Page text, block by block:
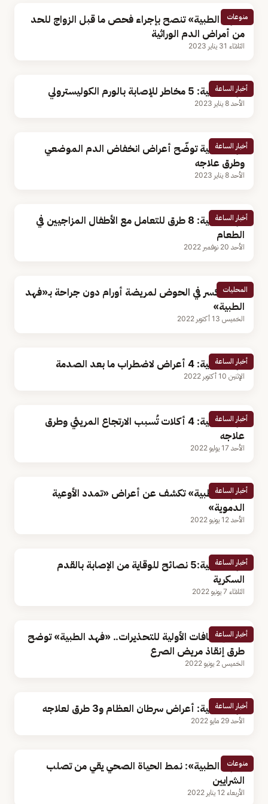
منوعات
«فهد الطبية» تنصح بإجراء فحص ما قبل الزواج للحد
من أمراض الدم الوراثية
الثلاثاء 31 يناير 2023
أخبار الساعة
فهد الطبية: 5 مخاطر للإصابة بالورم الكوليسترولي
الأحد 8 يناير 2023
أخبار الساعة
فهد الطبية توضّح أعراض انخفاض الدم الموضعي
وطرق علاجه
الأحد 8 يناير 2023
أخبار الساعة
فهد الطبية: 8 طرق للتعامل مع الأطفال المزاجيين في
الطعام
الأحد 20 نوفمبر 2022
المحليات
تثبيت كسر في الحوض لمريضة أورام دون جراحة بـ«فهد
الطبية»
الخميس 13 أكتوبر 2022
أخبار الساعة
فهد الطبية: 4 أعراض لاضطراب ما بعد الصدمة
الإثنين 10 أكتوبر 2022
أخبار الساعة
فهد الطبية: 4 أكلات تُسبب الارتجاع المريئي وطرق
علاجه
الأحد 17 يوليو 2022
أخبار الساعة
«فهد الطبية» تكشف عن أعراض «تمدد الأوعية
الدموية»
الأحد 12 يونيو 2022
أخبار الساعة
فهد الطبية:5 نصائح للوقاية من الإصابة بالقدم
السكرية
الثلاثاء 7 يونيو 2022
أخبار الساعة
من الإسعافات الأولية للتحذيرات.. «فهد الطبية» توضح
طرق إنقاذ مريض الصرع
الخميس 2 يونيو 2022
أخبار الساعة
فهد الطبية: أعراض سرطان العظام و3 طرق لعلاجه
الأحد 29 مايو 2022
منوعات
«فهد الطبية»: نمط الحياة الصحي يقي من تصلب
الشرايين
الأربعاء 12 يناير 2022